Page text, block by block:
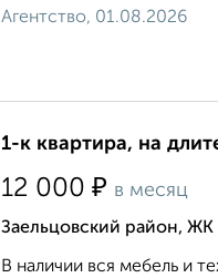
Агентство, 01.08.2026
1-к квартира, на
12 000 ₽ в месяц
Заельцовский район,
В наличии вся мебель и